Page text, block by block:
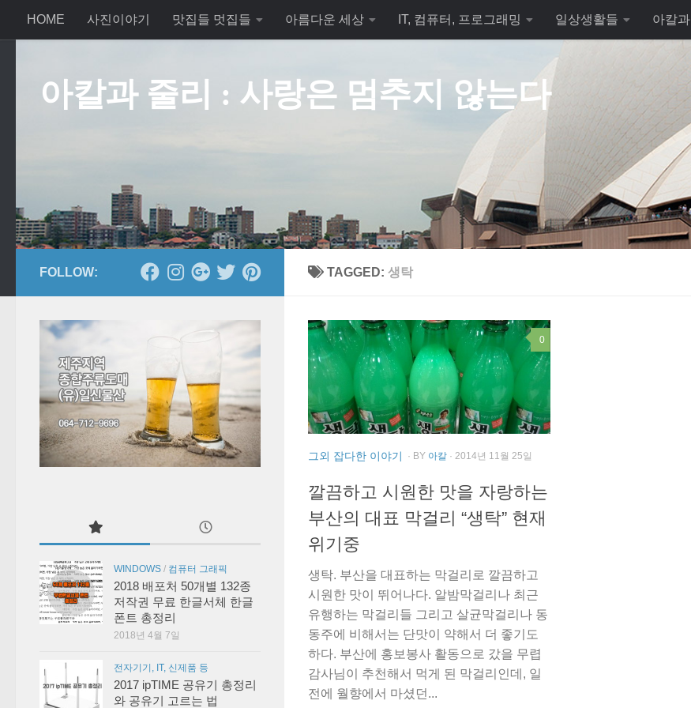
Skip to content
HOME 사진이야기 맛집들 멋집들 아름다운 세상 IT, 컴퓨터, 프로그래밍 일상생활들 아칼과
아칼과 줄리 : 사랑은 멈추지 않는다
TAGGED: 생탁
0
그외 잡다한 이야기 · BY 아칼 · 2014년 11월 25일
깔끔하고 시원한 맛을 자랑하는
부산의 대표 막걸리 “생탁” 현재
위기중
생탁. 부산을 대표하는 막걸리로 깔끔하고
시원한 맛이 뛰어나다. 알밤막걸리나 최근
유행하는 막걸리들 그리고 살균막걸리나 동
동주에 비해서는 단맛이 약해서 더 좋기도
하다. 부산에 홍보봉사 활동으로 갔을 무렵
감사님이 추천해서 먹게 된 막걸리인데, 일
전에 월향에서 마셨던...
FOLLOW:
WINDOWS / 컴퓨터 그래픽
2018 배포처 50개별 132종
저작권 무료 한글서체 한글
폰트 총정리
2018년 4월 7일
전자기기, IT, 신제품 등
2017 ipTIME 공유기 총정리
와 공유기 고르는 법